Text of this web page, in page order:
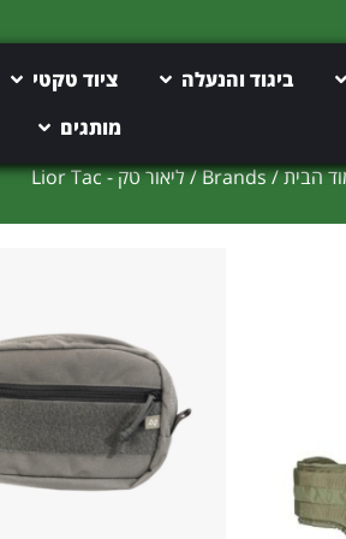
ביגוד והנעלה ציוד טקטי
מותגים
הבית/ Brands / ליאור טק - Lior Tac